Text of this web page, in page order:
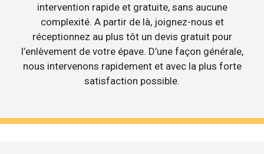
intervention rapide et gratuite, sans aucune
complexité. A partir de là, joignez-nous et
réceptionnez au plus tôt un devis gratuit pour
l’enlèvement de votre épave. D’une façon générale,
nous intervenons rapidement et avec la plus forte
satisfaction possible.